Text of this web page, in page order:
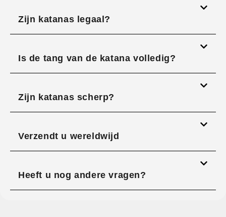
Zijn katanas legaal?
Is de tang van de katana volledig?
Zijn katanas scherp?
Verzendt u wereldwijd
Heeft u nog andere vragen?